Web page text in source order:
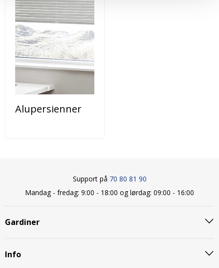
Alupersienner
Support på 70 80 81 90
Mandag - fredag: 9:00 - 18:00 og lørdag: 09:00 - 16:00
Gardiner
Info